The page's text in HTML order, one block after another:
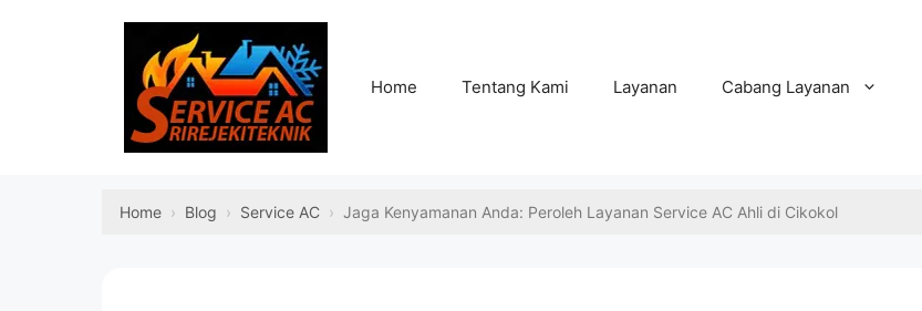
Home Tentang Kami Layanan Cabang Layanan
Home Blog Service AC Jaga Kenyamanan Anda: Peroleh Layanan Service AC Ahli di Cikokol